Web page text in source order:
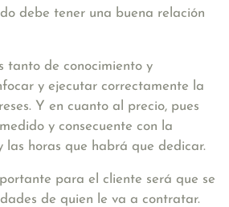
debe tener una buena relación
tanto de conocimiento y
y ejecutar correctamente la
Y en cuanto al precio, pues
y consecuente con la
las horas que habrá que dedicar.
para el cliente será que se
de quien le va a contratar.